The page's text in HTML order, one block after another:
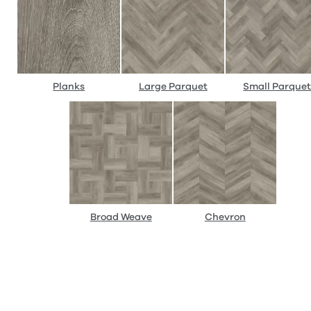
Planks Large Parquet Small Parquet
Broad Weave Chevron